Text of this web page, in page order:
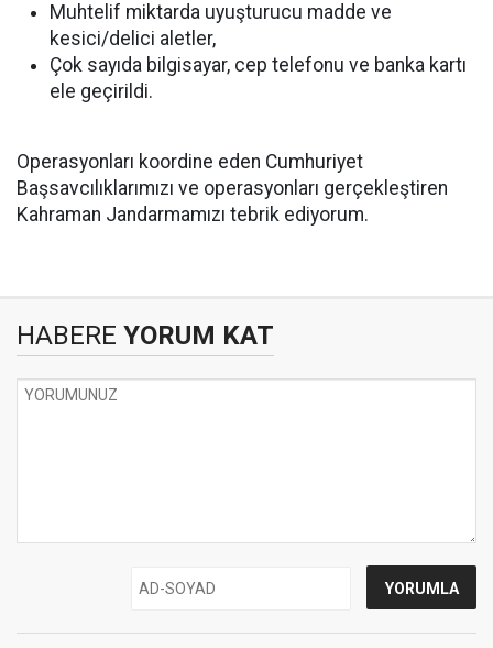
Muhtelif miktarda uyuşturucu madde ve
kesici/delici aletler,
Çok sayıda bilgisayar, cep telefonu ve banka kartı
ele geçirildi.
Operasyonları koordine eden Cumhuriyet
Başsavcılıklarımızı ve operasyonları gerçekleştiren
Kahraman Jandarmamızı tebrik ediyorum.
HABERE YORUM KAT